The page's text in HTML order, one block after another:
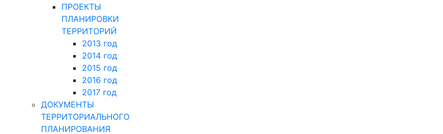
ПРОЕКТЫ
ПЛАНИРОВКИ
ТЕРРИТОРИЙ
2013 год
2014 год
2015 год
2016 год
2017 год
ДОКУМЕНТЫ
ТЕРРИТОРИАЛЬНОГО
ПЛАНИРОВАНИЯ